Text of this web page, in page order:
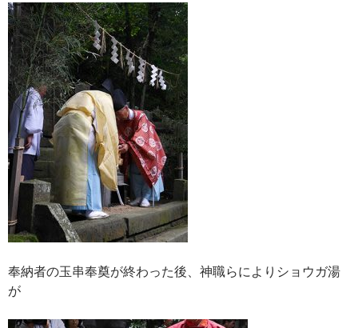
奉納者の玉串奉奠が終わった後、神職らによりショウガ湯
が